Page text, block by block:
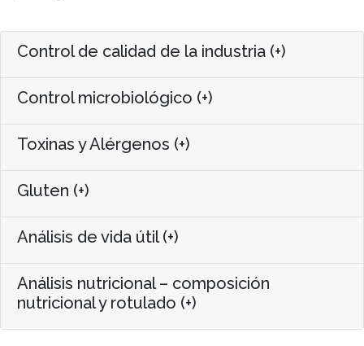
Control de calidad de la industria (+)
Control microbiológico (+)
Toxinas y Alérgenos (+)
Gluten (+)
Análisis de vida útil (+)
Análisis nutricional – composición
nutricional y rotulado (+)